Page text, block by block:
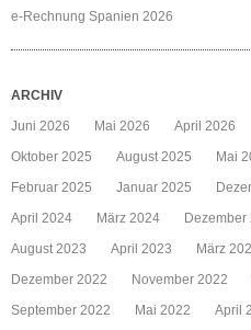
e-Rechnung Spanien 2026
ARCHIV
Juni 2026
Mai 2026 April 2026
Oktober 2025
August 2025 Mai
Februar 2025
Januar 2025
April 2024
März 2024 Dezember
August 2023
April 2023 März
Dezember 2022
November 2022
September 2022
Mai 2022 April